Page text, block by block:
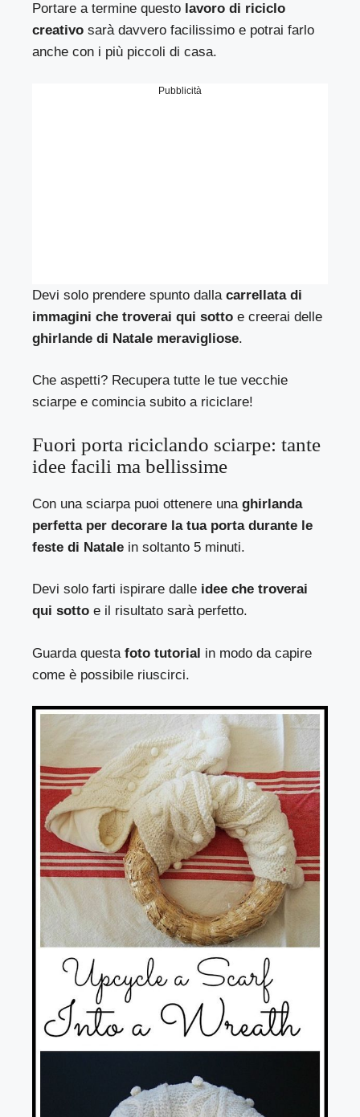
Portare a termine questo lavoro di riciclo
creativo sarà davvero facilissimo e potrai farlo
anche con i più piccoli di casa.
Pubblicità
Devi solo prendere spunto dallacarrellata di
immagini che troverai qui sotto e creerai delle
ghirlande di Natale meravigliose.
Che aspetti? Recupera tutte le tue vecchie
sciarpe e comincia subito a riciclare!
Fuori porta riciclando sciarpe: tante
idee facili ma bellissime
Con una sciarpa puoi ottenere unaghirlanda
perfetta per decorare la tua porta durante le
feste di Natale in soltanto 5 minuti.
Devi solo farti ispirare dalle idee che troverai
qui sotto e il risultato sarà perfetto.
Guarda questafoto tutorial in modo da capire
come è possibile riuscirci.